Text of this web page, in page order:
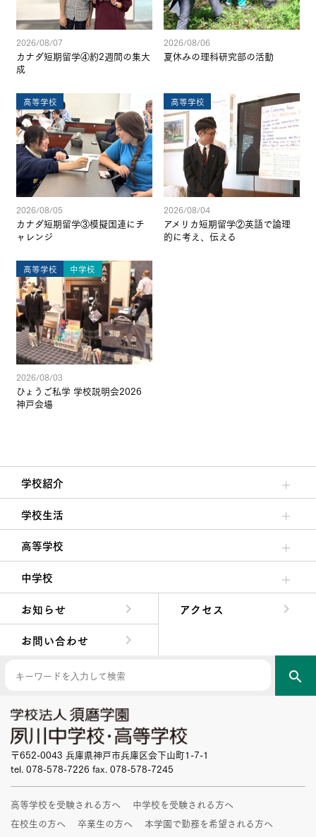
2026/08/07
カナダ短期留学④約2週間の集大
成
2026/08/06
夏休みの理科研究部の活動
高等学校
2026/08/05
カナダ短期留学③模擬国連にチ
ャレンジ
高等学校
2026/08/04
アメリカ短期留学②英語で論理
的に考え、伝える
高等学校 中学校
2026/08/03
ひょうご私学 学校説明会2026
神戸会場
学校紹介
理事長/学園長メッセージ
安心して任せられる学校
沿革
施設・設備
大学合格実績
学校生活
クラブ活動・生徒会活動
夙川ブログ
制服紹介
夙川カレンダー
高等学校
高校校長からの挨拶
高校の教育方針／特色
特進コース／進学コース
年間行事
先輩たちの声・生徒たちの声
中学校
中学校長からの挨拶
中学校の教育方針／特色
Aコース／Bコース
年間行事
先輩たちの声・生徒たちの声
お知らせ
アクセス
お問い合わせ
search
〒652-0043 兵庫県神戸市兵庫区会下山町1-7-1
tel. 078-578-7226 fax. 078-578-7245
高等学校を受験される方へ
中学校を受験される方へ
在校生の方へ
卒業生の方へ
本学園で勤務を希望される方へ